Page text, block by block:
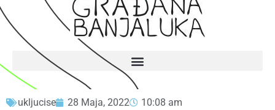
ukljucise 28 Maja, 2022 10:08 am